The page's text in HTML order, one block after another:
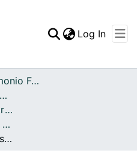
Log In
Archivo del Patrimonio Fotográfico y Fílmico del Valle del Cauca
Fondo Archivo del Patrimonio Fotográfico y Fílmico del Valle del Cauca
La Educación y el Deporte
APFFVC - Estudiantes - Patrimonial
Paseo a río Claro, de los estudiantes de grado 5º del colegio San Luis Gónzaga